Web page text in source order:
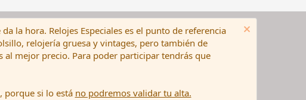
la hora. Relojes Especiales es el punto de referencia
relojería gruesa y vintages, pero también de
mejor precio. Para poder participar tendrás que
porque si lo está no podremos validar tu alta.